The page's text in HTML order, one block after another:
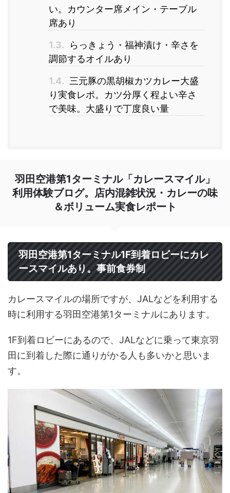
い。カウンター席メイン・テーブル
席あり
1.3.
らっきょう・福神漬け・辛さを
調節するオイルあり
1.4. 三元豚の黒胡椒カツカレー大盛
り実食レポ。カツ分厚く程よい辛さ
で美味。大盛りで丁度良い量
羽田空港第1ターミナル「カレースマイル」
利用体験ブログ。店内混雑状況・カレーの味
＆ボリューム実食レポート
羽田空港第1ターミナル1F到着ロビーにカレ
ースマイルあり。事前食券制
カレースマイルの場所ですが、JALなどを利用する
時に利用する羽田空港第1ターミナルにあります。
1F到着ロビーにあるので、JALなどに乗って東京羽
田に到着した際に通りがかる人も多いかと思いま
す。